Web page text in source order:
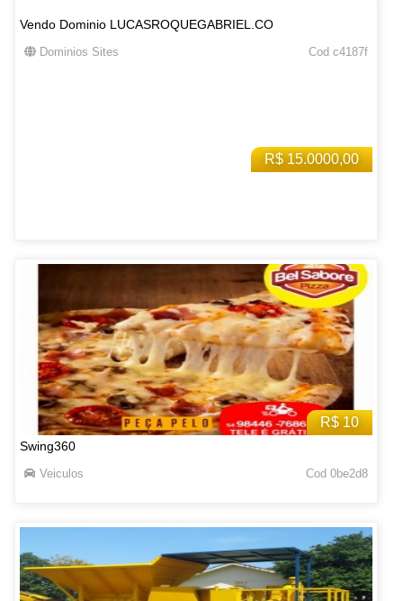
R$ 15.0000,00
Vendo Dominio LUCASROQUEGABRIEL.CO
Dominios Sites Cod c4187f
R$ 10
Swing360
Veiculos Cod 0be2d8